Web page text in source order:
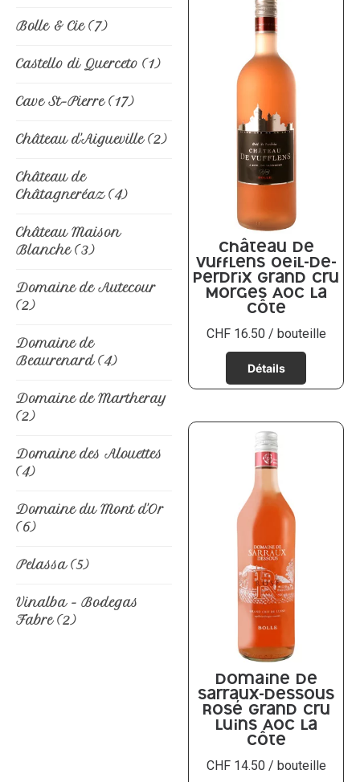
Bolle & Cie (7)
Castello di Querceto (1)
Cave St-Pierre (17)
Château d'Aigueville (2)
Château de
Châtagneréaz (4)
Château Maison
Blanche (3)
Domaine de Autecour
(2)
Domaine de
Beaurenard (4)
Domaine de Martheray
(2)
Domaine des Alouettes
(4)
Domaine du Mont d'Or
(6)
Pelassa (5)
Vinalba - Bodegas
Fabre (2)
Château de
Vufflens Oeil-de-
Perdrix Grand Cru
Morges AOC La
Côte
CHF16.50 / bouteille
Domaine de
Sarraux-Dessous
Rosé Grand Cru
Luins AOC La
Côte
CHF14.50 / bouteille